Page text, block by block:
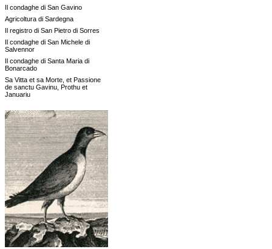
Il condaghe di San Gavino
Agricoltura di Sardegna
Il registro di San Pietro di Sorres
Il condaghe di San Michele di
Salvennor
Il condaghe di Santa Maria di
Bonarcado
Sa Vitta et sa Morte, et Passione
de sanctu Gavinu, Prothu et
Januariu